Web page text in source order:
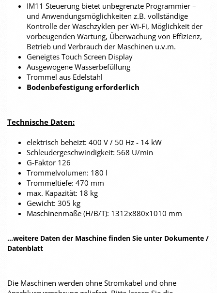
IM11 Steuerung bietet unbegrenzte Programmier –
und Anwendungsmöglichkeiten z.B. vollständige
Kontrolle der Waschzyklen per Wi-Fi, Möglichkeit der
vorbeugenden Wartung, Überwachung von Effizienz,
Betrieb und Verbrauch der Maschinen u.v.m.
Geneigtes Touch Screen Display
Ausgewogene Wasserbefüllung
Trommel aus Edelstahl
Bodenbefestigung erforderlich
Technische Daten:
elektrisch beheizt: 400 V / 50 Hz - 14 kW
Schleudergeschwindigkeit: 568 U/min
G-Faktor 126
Trommelvolumen: 180 l
Trommeltiefe: 470 mm
max. Kapazität: 18 kg
Gewicht: 305 kg
Maschinenmaße (H/B/T): 1312x880x1010 mm
...weitere Daten der Maschine finden Sie unter Dokumente /
Datenblatt
Die Maschinen werden ohne Stromkabel und ohne